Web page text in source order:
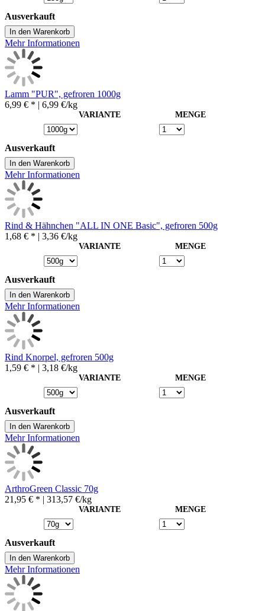
Ausverkauft
In den Warenkorb
Mehr Informationen
Lamm "PUR", gefroren 1000g
6,99 € * | 6,99 €/kg
VARIANTE MENGE
Ausverkauft
In den Warenkorb
Mehr Informationen
Rind & Hähnchen "ALL IN ONE Basic", gefroren 500g
1,68 € * | 3,36 €/kg
VARIANTE MENGE
Ausverkauft
In den Warenkorb
Mehr Informationen
Rind Knorpel, gefroren 500g
1,59 € * | 3,18 €/kg
VARIANTE MENGE
Ausverkauft
In den Warenkorb
Mehr Informationen
ArthroGreen Classic 70g
21,95 € * | 313,57 €/kg
VARIANTE MENGE
Ausverkauft
In den Warenkorb
Mehr Informationen